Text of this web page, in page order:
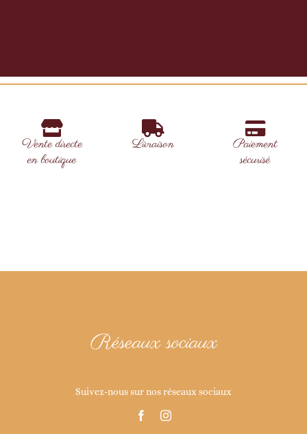
Vente directe
en boutique
Livraison
Paiement
sécurisé
Réseaux sociaux
Suivez-nous sur nos réseaux sociaux